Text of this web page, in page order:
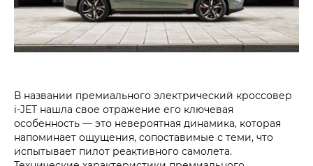
В названии премиального электрический кроссовер
i‑JET нашла свое отражение его ключевая
особенность — это невероятная динамика, которая
напоминает ощущения, сопоставимые с теми, что
испытывает пилот реактивного самолета.